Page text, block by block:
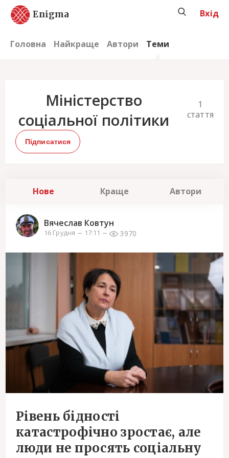
Enigma
Головна Найкраще Автори Теми
Вхід
Міністерство
соціальної політики
1
стаття
Підписатися
Нове Краще Автори
Вячеслав Ковтун
16 Грудня 17:11 3970
Рівень бідності
катастрофічно зростає, але
люди не просять соціальну